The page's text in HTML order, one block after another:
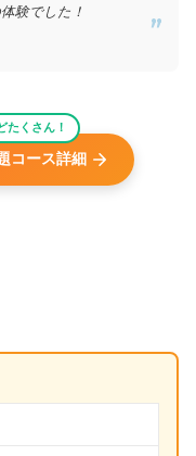
験でした！
たくさん！
コース詳細